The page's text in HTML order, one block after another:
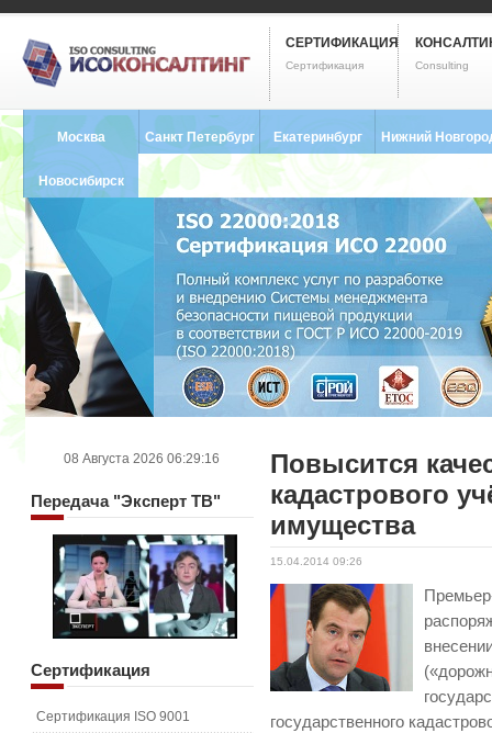
СЕРТИФИКАЦИЯ
Сертификация Consulting
Москва Санкт Петербург
8 (812) 748-2493
Екатеринбург
8 (343) 237-2593
Нижний
Новосибирск
8 (383) 227-8449
Повысится
кадастрового
имущества
15.04.2014 09:26
государственного
08 Августа 2026 06:29:16
Передача"Эксперт ТВ"
Сертификация
Сертификация ISO 9001